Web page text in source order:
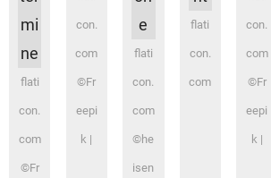
flati
con.
com
©Fr
con.
com
©Fr
eepi
k |
flati
con.
com
©he
isen
flati
con.
com
con.
com
©Fr
eepi
k |